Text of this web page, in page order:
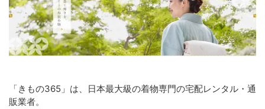
「きもの365」は、日本最大級の着物専門の宅配レンタル・通
販業者。